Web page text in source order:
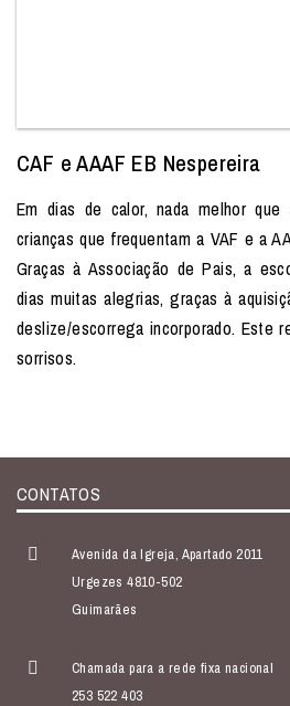
CAF e AAAF EB Nespereira
Em dias de calor, nada melhor
crianças que frequentam a VAF e a
Graças à Associação de Pais, a
dias muitas alegrias, graças à
deslize/escorrega incorporado. Este
sorrisos.
CONTATOS
Avenida da Igreja, Apartado 2011
Urgezes 4810-502
Guimarães
Chamada para a rede fixa nacional
253 522 403